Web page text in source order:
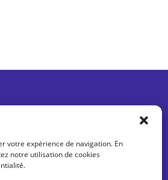
votre expérience de navigation. En
notre utilisation de cookies